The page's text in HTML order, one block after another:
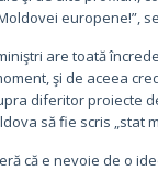
europene!”,
are toată
şi de aceea
diferitor proiecte
să fie scris „stat
că e nevoie de o